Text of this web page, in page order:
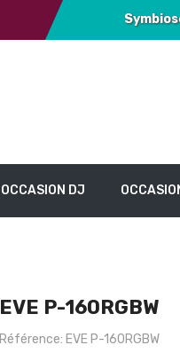
OCCASION DJ
EVE P-160RGBW
Référence: EVE P-160RGBW